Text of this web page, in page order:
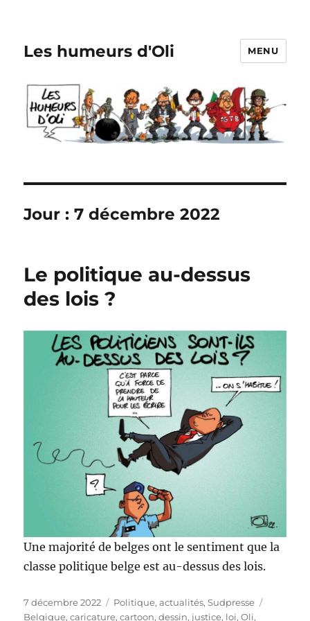
Les humeurs d'Oli MENU
Jour :7 décembre 2022
Le politique au-dessus
des lois ?
Une majorité de belges ont le sentiment que la
classe politique belge est au-dessus des lois.
Publié
le
7 décembre 2022 Catégories
Politique, actualités,Sudpresse
Belgique,caricature,cartoon,dessin, justice, loi,Oli,